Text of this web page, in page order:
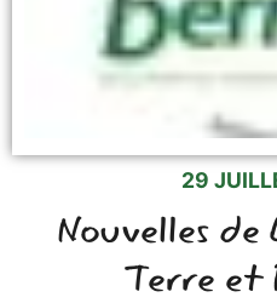
29
Nouvelles de
Terre et